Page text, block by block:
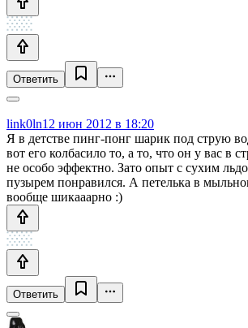
Ответить
link0ln12 июн 2012 в 18:20
Я в детстве пинг-понг шарик под струю
вот его колбасило то, а то, что он у вас в
не особо эффектно. Зато опыт с сухим
пузырем понравился. А петелька в
вообще шикааарно :)
Ответить